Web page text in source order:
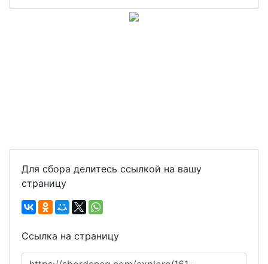
Для сбора делитесь ссылкой на вашу
страницу
Ссылка на страницу